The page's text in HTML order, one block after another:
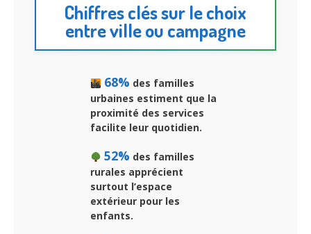
Chiffres clés sur le choix
entre ville ou campagne
68% des familles
urbaines estiment que la
proximité des services
facilite leur quotidien.
52% des familles
rurales apprécient
surtout l’espace
extérieur pour les
enfants.